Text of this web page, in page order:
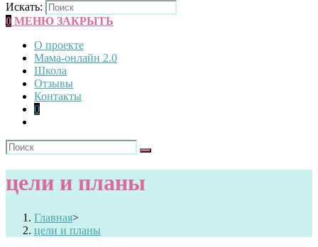
Искать:
0 МЕНЮ ЗАКРЫТЬ
О проекте
Мама-онлайн 2.0
Школа
Отзывы
Контакты
0
цели и планы
Главная>
цели и планы